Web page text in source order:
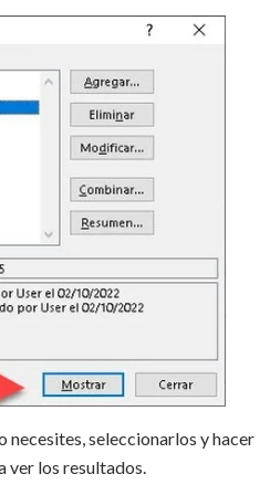
necesites, seleccionarlos y hacer
ver los resultados.